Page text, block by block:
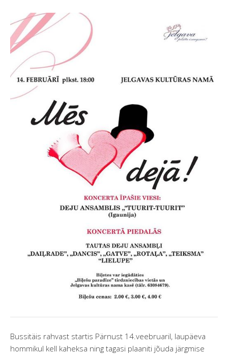
Bussitäis rahvast startis Pärnust 14.veebruaril, laupäeva
hommikul kell kaheksa ning tagasi plaaniti jõuda järgmise